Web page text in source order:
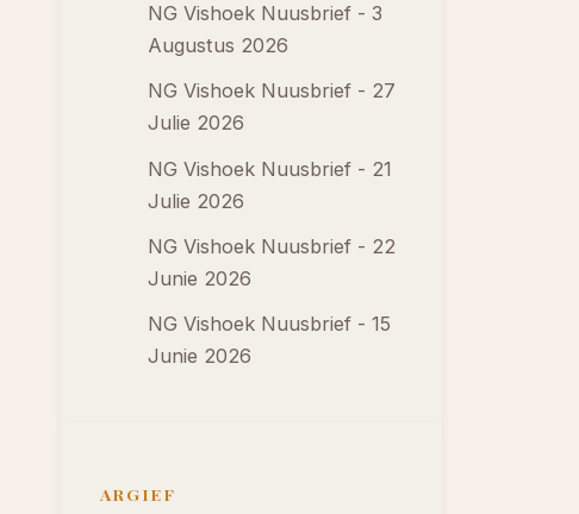
NG Vishoek Nuusbrief - 3
Augustus 2026
NG Vishoek Nuusbrief - 27
Julie 2026
NG Vishoek Nuusbrief - 21
Julie 2026
NG Vishoek Nuusbrief - 22
Junie 2026
NG Vishoek Nuusbrief - 15
Junie 2026
ARGIEF